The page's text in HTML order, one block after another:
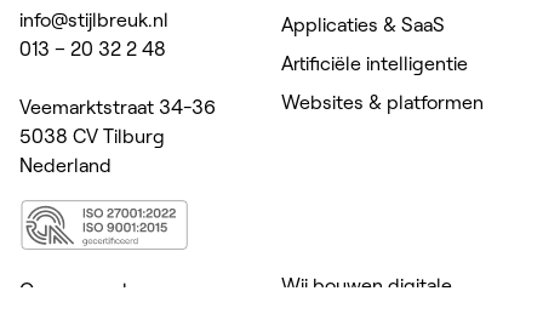
info@stijlbreuk.nl
013 – 20 32 2 48
Veemarktstraat 34-36
5038 CV Tilburg
Nederland
Applicaties & SaaS
Artificiële intelligentie
Websites & platformen
Onze aanpak
Wij bouwen digitale